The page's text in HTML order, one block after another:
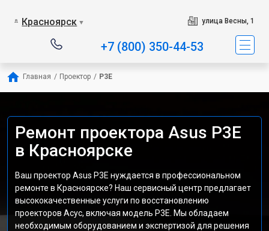
Красноярск ▼ улица Весны, 1
+7 (800) 350-44-53
Главная / Проектор / P3E
Ремонт проектора Asus P3E
в Красноярске
Ваш проектор Asus P3E нуждается в профессиональном
ремонте в Красноярске? Наш сервисный центр предлагает
высококачественные услуги по восстановлению
проекторов Асус, включая модель P3E. Мы обладаем
необходимым оборудованием и экспертизой для решения